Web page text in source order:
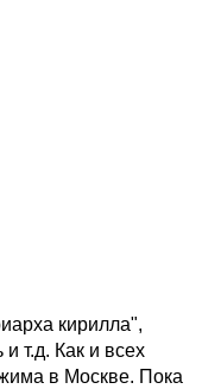
кирилла",
и т.д. Как и всех
в Москве. Пока